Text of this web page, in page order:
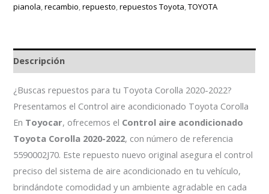
pianola ,recambio ,repuesto ,repuestos Toyota ,TOYOTA
Descripción
¿Buscas repuestos para tu Toyota Corolla 2020-2022?
Presentamos el Control aire acondicionado Toyota Corolla
En Toyocar, ofrecemos el Control aire acondicionado
Toyota Corolla 2020-2022, con número de referencia
5590002J70. Este repuesto nuevo original asegura el control
preciso del sistema de aire acondicionado en tu vehículo,
brindándote comodidad y un ambiente agradable en cada